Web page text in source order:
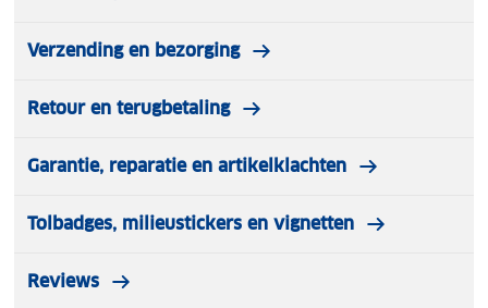
Verzending en bezorging
Retour en terugbetaling
Garantie, reparatie en artikelklachten
Tolbadges, milieustickers en vignetten
Reviews